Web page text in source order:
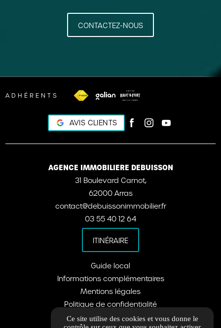
CONTACTEZ-NOUS
ADHÉRENTS
AVIS CLIENTS
AGENCE IMMOBILIERE DEBUISSON
31 Boulevard Carnot,
62000 Arras
contact@debuissonimmobilier.fr
03 55 40 12 64
ITINÉRAIRE
Guide local
Informations complémentaires
Mentions légales
Politique de confidentialité
Barème d'honoraires
Ce site utilise des cookies et vous donne le